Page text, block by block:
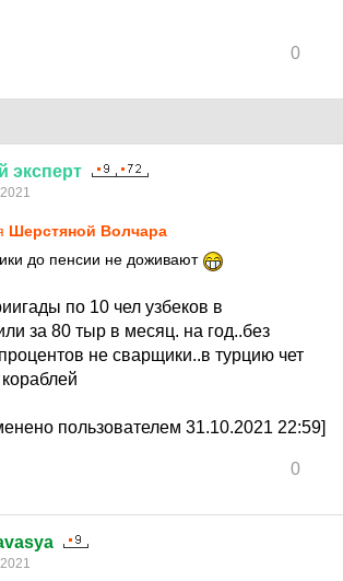
0
эксперт
Шерстяной Волчара
до пенсии не доживают
по 10 чел узбеков в
за 80 тыр в месяц. на год..без
не сварщики..в турцию чет
пользователем 31.10.2021 22:59]
0